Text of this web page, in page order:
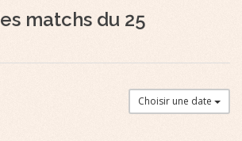
matchs du 25
Choisir une date